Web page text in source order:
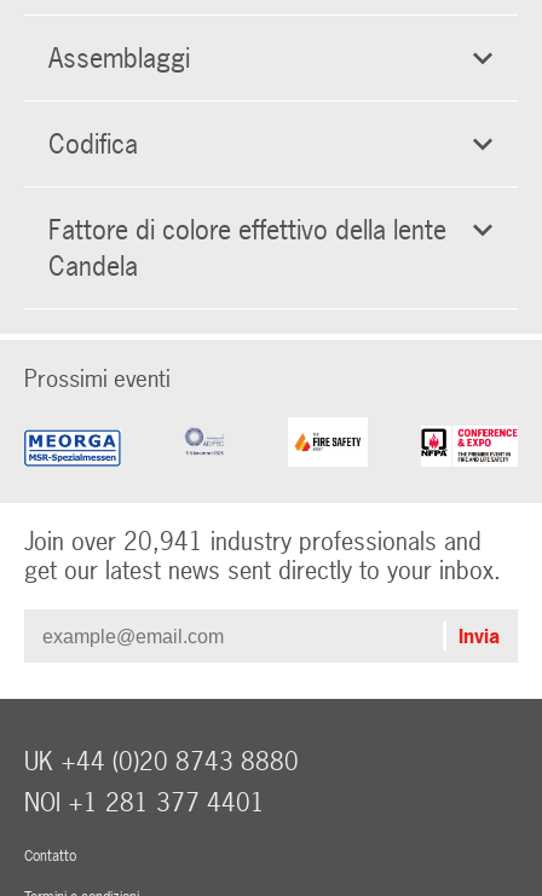
Assemblaggi
Codifica
Fattore di colore effettivo della lente
Candela
Prossimi eventi
Join over 20,941 industry professionals and
get our latest news sent directly to your inbox.
Contatto
UK +44 (0)20 8743 8880
NOI +1 281 377 4401